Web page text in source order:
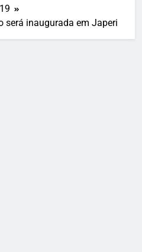
19
será inaugurada em Japeri